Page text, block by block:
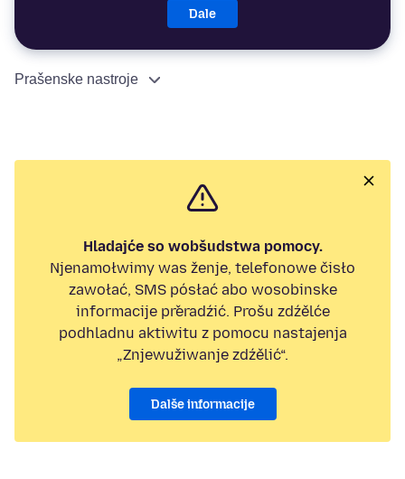
Dale
Prašenske nastroje
Hladajće so wobšudstwa pomocy.
Njenamołwimy was ženje, telefonowe čisło
zawołać, SMS pósłać abo wosobinske
informacije přeradźić. Prošu zdźělće
podhladnu aktiwitu z pomocu nastajenja
„Znjewužiwanje zdźělić“.
Dalše informacije